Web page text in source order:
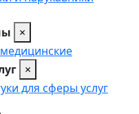
×
×
для сферы услуг